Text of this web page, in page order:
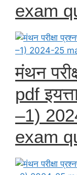
exam
मंथन
pdf
–1)
exam